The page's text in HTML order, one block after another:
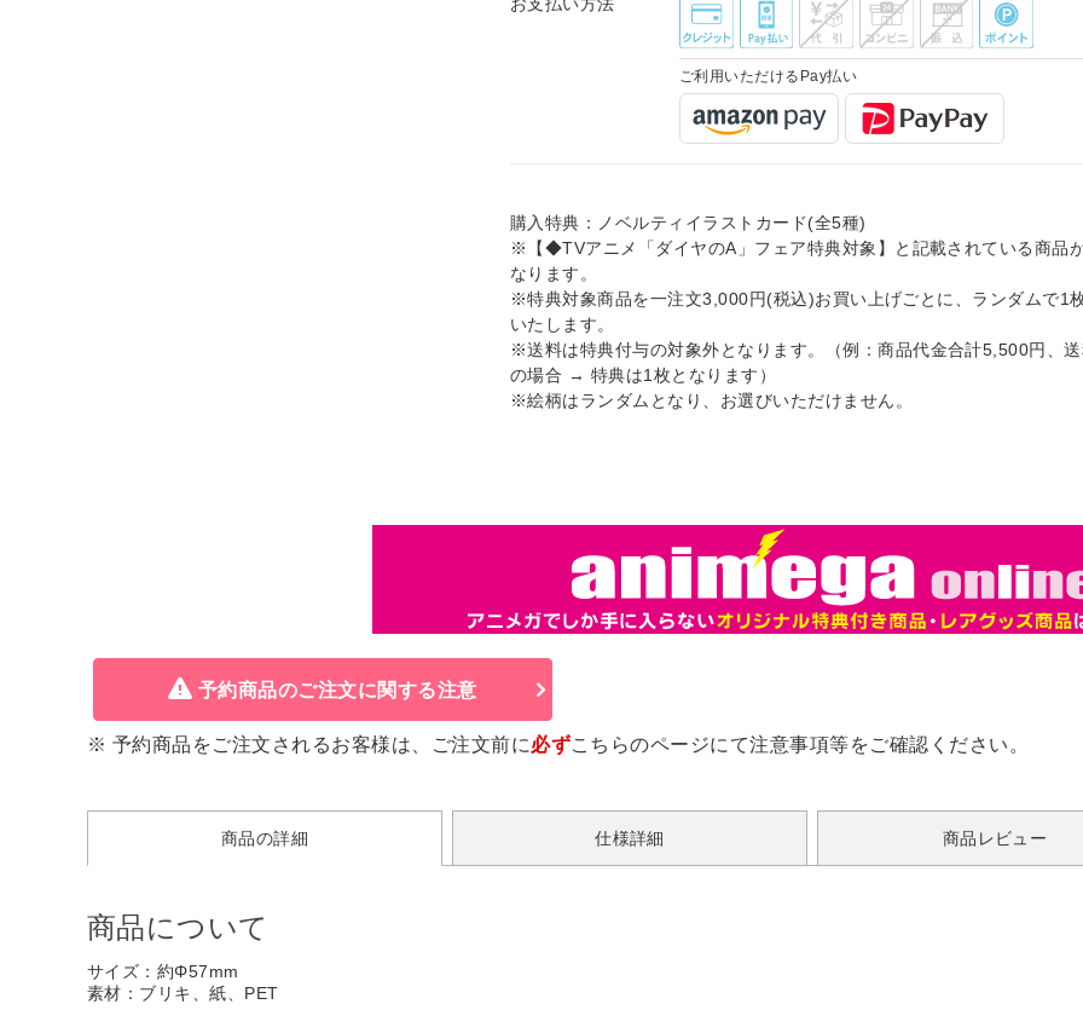
お支払い方法
ご利用いただけるPay払い
購入特典：ノベルティイラストカード(全5種)
※【◆TVアニメ「ダイヤのA」フェア特典対象】と記載されている商品
なります。
※特典対象商品を一注文3,000円(税込)お買い上げごとに、ランダムで1
いたします。
※送料は特典付与の対象外となります。（例：商品代金合計5,500円、
の場合 → 特典は1枚となります）
※絵柄はランダムとなり、お選びいただけません。
予約商品のご注文に関する注意
※ 予約商品をご注文されるお客様は、ご注文前に必ずこちらのページにて注意事項等をご確認ください。
商品の詳細 仕様詳細 商品レビュー
商品について
サイズ：約Φ57mm
素材：ブリキ、紙、PET